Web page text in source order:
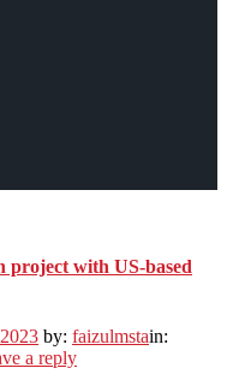
project with US-based
by: faizulmstain:
a reply